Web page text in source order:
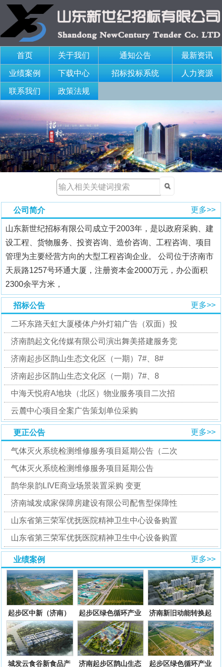
首页 关于我们 通知公告 最新资讯
业绩案例 下载中心 招标投标系统 人力资源
联系我们 政策法规
更多>>
公司简介
山东新世纪招标有限公司成立于2003年，是以政府采购、建
设工程、货物服务、投资咨询、造价咨询、工程咨询、项目
管理为主要经营方向的大型工程咨询企业。 公司位于济南市
天辰路1257号环通大厦，注册资本金2000万元，办公面积
2300余平方米，
更多>>
招标公告
二环东路天虹大厦楼体户外灯箱广告（双面）投
济南鹊起文化传媒有限公司演出舞美搭建服务竞
济南起步区鹊山生态文化区（一期）7#、8#
‌济南起步区鹊山生态文化区（一期）7#、8
中海天悦府A地块（北区）物业服务项目二次招
云麓中心项目全案广告策划单位采购
更多>>
更正公告
气体灭火系统检测维修服务项目延期公告（二次
气体灭火系统检测维修服务项目延期公告
鹊华泉韵LIVE商业场景装置采购 变更
济南城发成家保障房建设有限公司配售型保障性
山东省第三荣军优抚医院精神卫生中心设备购置
山东省第三荣军优抚医院精神卫生中心设备购置
更多>>
业绩案例
起步区中新（济南）
绿色智慧产业园配套
基础设
起步区绿色循环产业
园配套基础设施项目
一期二
济南新旧动能转换起
步区孙耿街道好庙
村、大路
城发云食谷新食品产 济南起步区鹊山生态 起步区绿色循环产业